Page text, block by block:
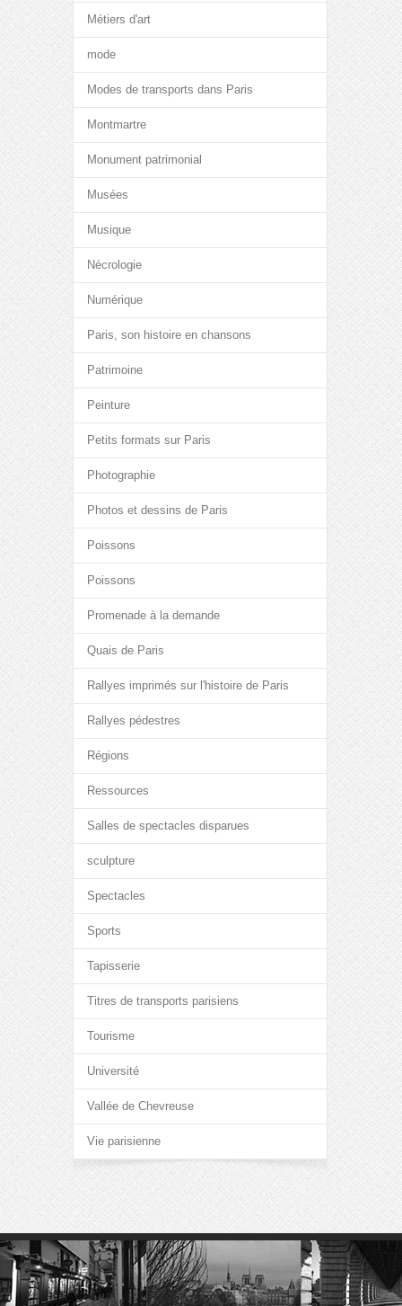
Métiers d'art
mode
Modes de transports dans Paris
Montmartre
Monument patrimonial
Musées
Musique
Nécrologie
Numérique
Paris, son histoire en chansons
Patrimoine
Peinture
Petits formats sur Paris
Photographie
Photos et dessins de Paris
Poissons
Poissons
Promenade à la demande
Quais de Paris
Rallyes imprimés sur l'histoire de Paris
Rallyes pédestres
Régions
Ressources
Salles de spectacles disparues
sculpture
Spectacles
Sports
Tapisserie
Titres de transports parisiens
Tourisme
Université
Vallée de Chevreuse
Vie parisienne